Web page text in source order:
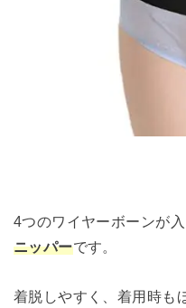
4つのワイヤーボーンが入
ニッパーです。
着脱しやすく、着用時も